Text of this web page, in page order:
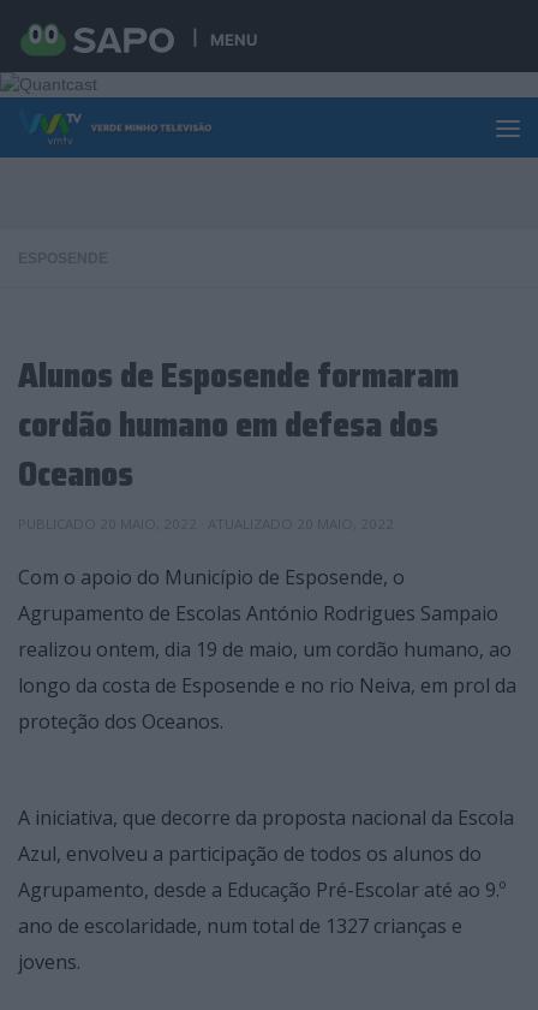
MENU
Skip to content
Alunos de Esposende formaram
cordão humano em defesa dos
Oceanos
Com o apoio do Município de Esposende, o
Agrupamento de Escolas António Rodrigues Sampaio
realizou ontem, dia 19 de maio, um cordão humano, ao
longo da costa de Esposende e no rio Neiva, em prol da
proteção dos Oceanos.
A iniciativa, que decorre da proposta nacional da Escola
Azul, envolveu a participação de todos os alunos do
Agrupamento, desde a Educação Pré-Escolar até ao 9.º
ano de escolaridade, num total de 1327 crianças e
jovens.